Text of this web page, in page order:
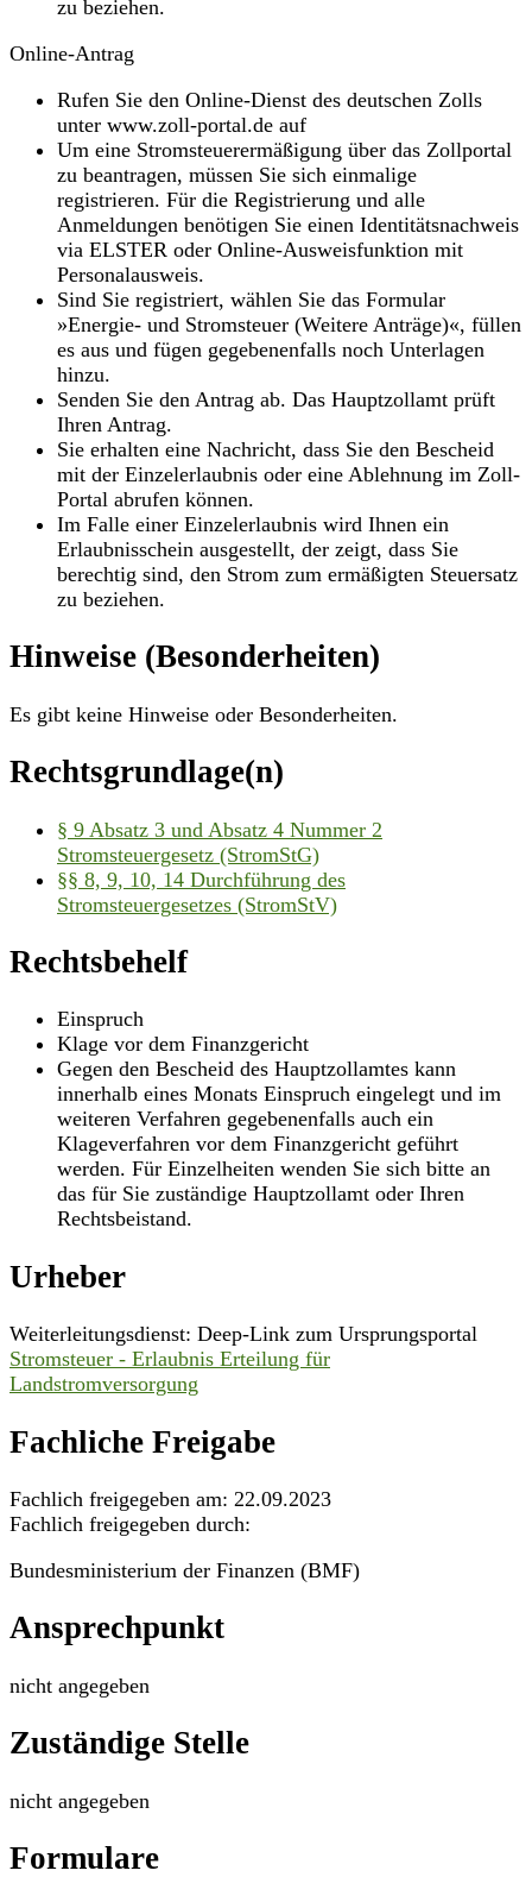
zu beziehen.
Online-Antrag
Rufen Sie den Online-Dienst des deutschen Zolls
unter www.zoll-portal.de auf
Um eine Stromsteuerermäßigung über das Zollportal
zu beantragen, müssen Sie sich einmalige
registrieren. Für die Registrierung und alle
Anmeldungen benötigen Sie einen Identitätsnachweis
via ELSTER oder Online-Ausweisfunktion mit
Personalausweis.
Sind Sie registriert, wählen Sie das Formular
»Energie- und Stromsteuer (Weitere Anträge)«, füllen
es aus und fügen gegebenenfalls noch Unterlagen
hinzu.
Senden Sie den Antrag ab. Das Hauptzollamt prüft
Ihren Antrag.
Sie erhalten eine Nachricht, dass Sie den Bescheid
mit der Einzelerlaubnis oder eine Ablehnung im Zoll-
Portal abrufen können.
Im Falle einer Einzelerlaubnis wird Ihnen ein
Erlaubnisschein ausgestellt, der zeigt, dass Sie
berechtig sind, den Strom zum ermäßigten Steuersatz
zu beziehen.
Hinweise (Besonderheiten)
Es gibt keine Hinweise oder Besonderheiten.
Rechtsgrundlage(n)
§ 9 Absatz 3 und Absatz 4 Nummer 2
Stromsteuergesetz (StromStG)
§§ 8, 9, 10, 14 Durchführung des
Stromsteuergesetzes (StromStV)
Rechtsbehelf
Einspruch
Klage vor dem Finanzgericht
Gegen den Bescheid des Hauptzollamtes kann
innerhalb eines Monats Einspruch eingelegt und im
weiteren Verfahren gegebenenfalls auch ein
Klageverfahren vor dem Finanzgericht geführt
werden. Für Einzelheiten wenden Sie sich bitte an
das für Sie zuständige Hauptzollamt oder Ihren
Rechtsbeistand.
Urheber
Weiterleitungsdienst: Deep-Link zum Ursprungsportal
Stromsteuer - Erlaubnis Erteilung für
Landstromversorgung
Fachliche Freigabe
Fachlich freigegeben am: 22.09.2023
Fachlich freigegeben durch:
Bundesministerium der Finanzen (BMF)
Ansprechpunkt
nicht angegeben
Zuständige Stelle
nicht angegeben
Formulare